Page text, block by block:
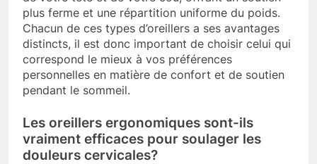
plus ferme et une répartition uniforme du poids.
Chacun de ces types d’oreillers a ses avantages
distincts, il est donc important de choisir celui qui
correspond le mieux à vos préférences
personnelles en matière de confort et de soutien
pendant le sommeil.
Les oreillers ergonomiques sont-ils
vraiment efficaces pour soulager les
douleurs cervicales?